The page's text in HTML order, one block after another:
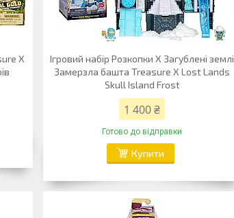
X
Ігровий набір Розкопки X Загублені землі
Замерзла башта Treasure X Lost Lands
Skull Island Frost
1 400 ₴
Готово до відправки
Купити